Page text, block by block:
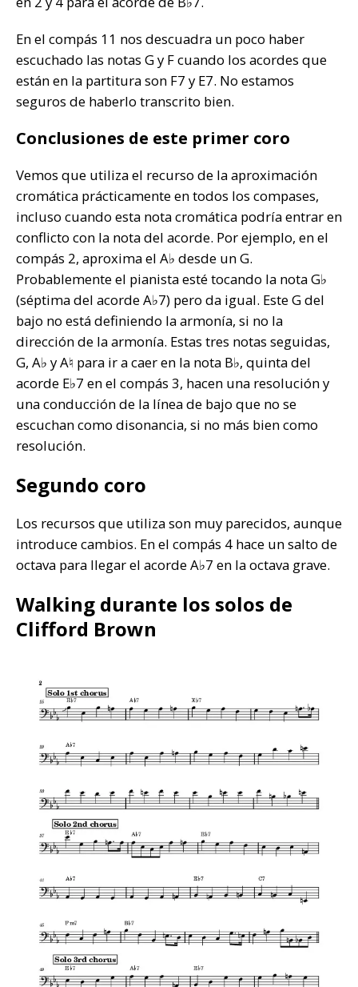
En el compás 11 nos descuadra un poco haber
escuchado las notas G y F cuando los acordes que
están en la partitura son F7 y E7. No estamos
seguros de haberlo transcrito bien.
Conclusiones de este primer coro
Vemos que utiliza el recurso de la aproximación
cromática prácticamente en todos los compases,
incluso cuando esta nota cromática podría entrar en
conflicto con la nota del acorde. Por ejemplo, en el
compás 2, aproxima el A♭ desde un G.
Probablemente el pianista esté tocando la nota G♭
(séptima del acorde A♭7) pero da igual. Este G del
bajo no está definiendo la armonía, si no la
dirección de la armonía. Estas tres notas seguidas,
G, A♭ y A♮ para ir a caer en la nota B♭, quinta del
acorde E♭7 en el compás 3, hacen una resolución y
una conducción de la línea de bajo que no se
escuchan como disonancia, si no más bien como
resolución.
Segundo coro
Los recursos que utiliza son muy parecidos, aunque
introduce cambios. En el compás 4 hace un salto de
octava para llegar el acorde A♭7 en la octava grave.
Walking durante los solos de
Clifford Brown